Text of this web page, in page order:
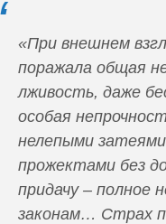
«При внешнем
поражала общая
лживость, даже
особая
нелепыми
прожектами без
придачу – полное
законам… Страх